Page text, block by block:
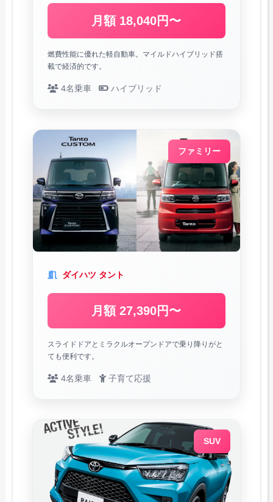
月額 18,040円〜
燃費性能に優れた軽自動車。マイルドハイブリッド搭
載で経済的です。
4名乗車 ハイブリッド
ファミリー
ダイハツ タント
月額 27,390円〜
スライドドアとミラクルオープンドアで乗り降りがと
ても便利です。
4名乗車 子育て応援
SUV